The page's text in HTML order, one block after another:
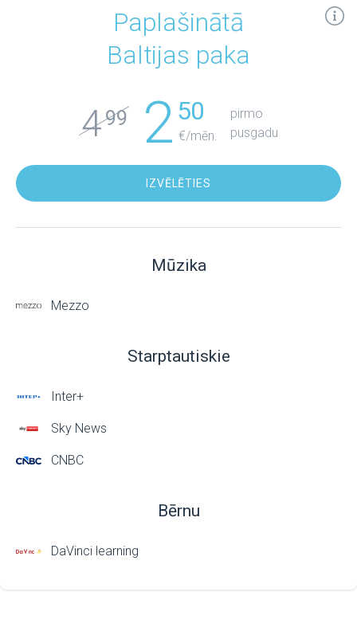
Paplašinātā
Baltijas paka
499 2 50
€/mēn.
pirmo
pusgadu
IZVĒLĒTIES
Mūzika
Mezzo
Starptautiskie
Inter+
Sky News
CNBC
Bērnu
DaVinci learning